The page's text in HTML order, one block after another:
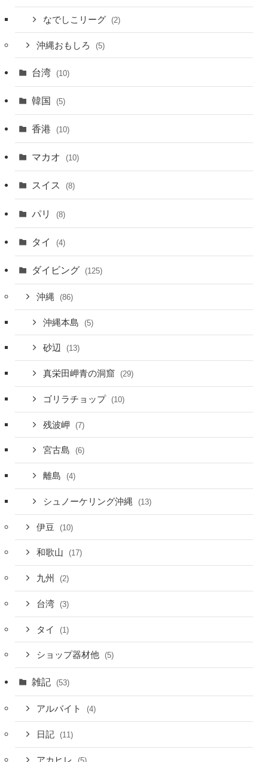
なでしこリーグ (2)
沖縄おもしろ (5)
台湾 (10)
韓国 (5)
香港 (10)
マカオ (10)
スイス (8)
パリ (8)
タイ (4)
ダイビング (125)
沖縄 (86)
沖縄本島 (5)
砂辺 (13)
真栄田岬青の洞窟 (29)
ゴリラチョップ (10)
残波岬 (7)
宮古島 (6)
離島 (4)
シュノーケリング沖縄 (13)
伊豆 (10)
和歌山 (17)
九州 (2)
台湾 (3)
タイ (1)
ショップ器材他 (5)
雑記 (53)
アルバイト (4)
日記 (11)
アカヒレ